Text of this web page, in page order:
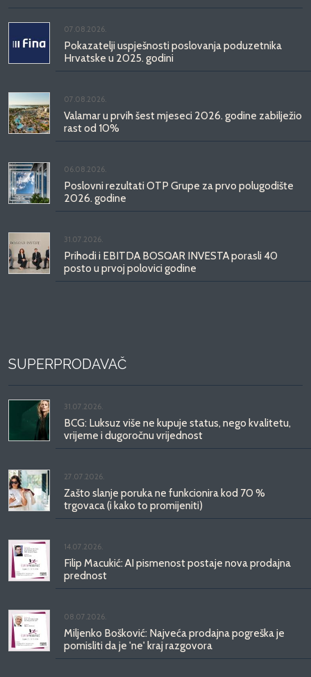
07.08.2026.
Pokazatelji uspješnosti poslovanja poduzetnika
Hrvatske u 2025. godini
07.08.2026.
Valamar u prvih šest mjeseci 2026. godine zabilježio
rast od 10%
06.08.2026.
Poslovni rezultati OTP Grupe za prvo polugodište
2026. godine
31.07.2026.
Prihodi i EBITDA BOSQAR INVESTA porasli 40
posto u prvoj polovici godine
SUPERPRODAVAČ
31.07.2026.
BCG: Luksuz više ne kupuje status, nego kvalitetu,
vrijeme i dugoročnu vrijednost
27.07.2026.
Zašto slanje poruka ne funkcionira kod 70 %
trgovaca (i kako to promijeniti)
14.07.2026.
Filip Macukić: AI pismenost postaje nova prodajna
prednost
08.07.2026.
Miljenko Bošković: Najveća prodajna pogreška je
pomisliti da je 'ne' kraj razgovora